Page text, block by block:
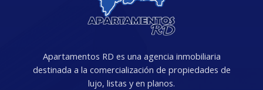
Apartamentos RD es una agencia inmobiliaria
destinada a la comercialización de propiedades de
lujo, listas y en planos.